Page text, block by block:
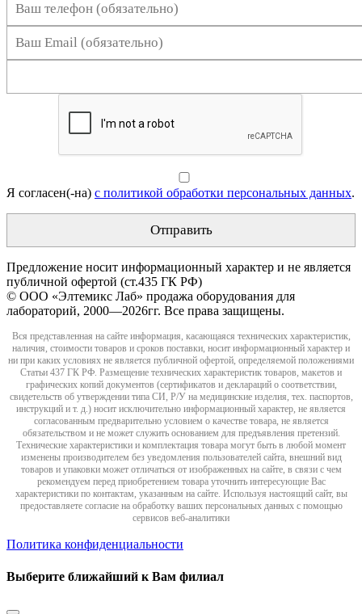
Я согласен(-на) с политикой обработки персональных данных.
Предложение носит информационный характер и не является
публичной офертой (ст.435 ГК РФ)
© ООО «Элтемикс Лаб» продажа оборудования для
лабораторий, 2000—2026гг. Все права защищены.
Вся представленная на сайте информация, касающаяся технических характеристик,
наличия, стоимости товаров и сроков поставки, носит информационный характер и
ни при каких условиях не является публичной офертой, определяемой положениями
Статьи 437 ГК РФ. Размещение технических характеристик товаров, макетов и
графических копий документов (сертификатов и деклараций о соответствии,
свидетельств об утверждении типа СИ, Р/У на медицинские изделия, тех. паспортов,
инструкций и т. д.) носит исключительно информационный характер, не является
согласованным предварительно условием о качестве товара, не является
обязательством и не может служить основанием для предъявления претензий.
Технические характеристики и комплектация товара могут быть в любой момент
изменены производителем без уведомления пользователей сайта, внешний вид
товаров и упаковки может отличаться от изображенных на сайте, в связи с чем
рекомендуем перед приобретением товара уточнить интересующие Вас
характеристики по контактам, указанным на сайте. Используя настоящий сайт, вы
предоставляете согласие на обработку ваших персональных данных с помощью
сервисов веб-аналитики
Политика конфиденциальности
Выберите ближайший к Вам филиал